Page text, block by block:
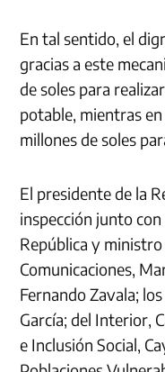
En tal sentido, el
gracias a este
de soles para
potable, mientras
millones de soles
El presidente de la
inspección junto
República y
Comunicaciones,
Fernando Zavala;
García; del Interior,
e Inclusión Social,